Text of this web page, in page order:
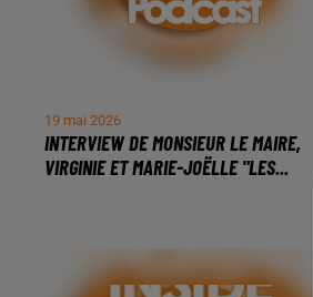
19 mai 2026
INTERVIEW DE MONSIEUR LE MAIRE,
VIRGINIE ET MARIE-JOËLLE "LES...